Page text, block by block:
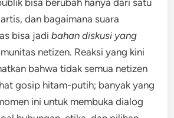
bisa berubah hanya dari satu
dan bagaimana suara
bisa jadibahan diskusi yang
netizen. Reaksi yang kini
bahwa tidak semua netizen
gosip hitam-putih; banyak yang
ini untuk membuka dialog